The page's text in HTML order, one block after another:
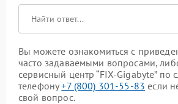
Вы можете ознакомиться с
часто задаваемыми вопросами,
сервисный центр “FIX-Gigabyte” по
телефону+7 (800) 301-55-83 если
свой вопрос.